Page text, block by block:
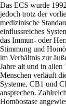
Das ECS wurde
jedoch trotz der
medizinische
einflussreiches
das Immun- oder
Stimmung und
im Verhältnis zur
Jahre alt und in allen
Menschen verläuft
Systeme, CB1 und
ansprechen.
Homöostase